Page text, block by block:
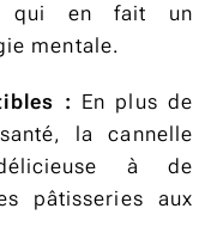
qui en fait un
mentale.
: En plus de
la cannelle
à de
pâtisseries aux